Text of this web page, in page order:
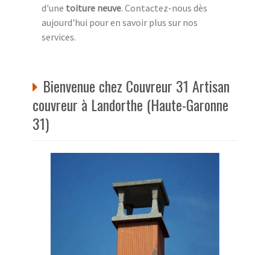
d'une toiture neuve. Contactez-nous dès
aujourd'hui pour en savoir plus sur nos
services.
Bienvenue chez Couvreur 31 Artisan
couvreur à Landorthe (Haute-Garonne
31)